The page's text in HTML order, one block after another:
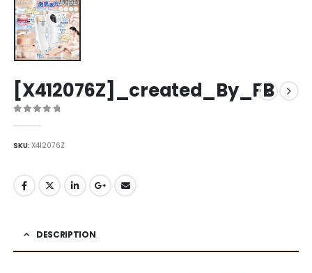
[X412076Z]_created_By_FB
SKU:X412076Z
DESCRIPTION